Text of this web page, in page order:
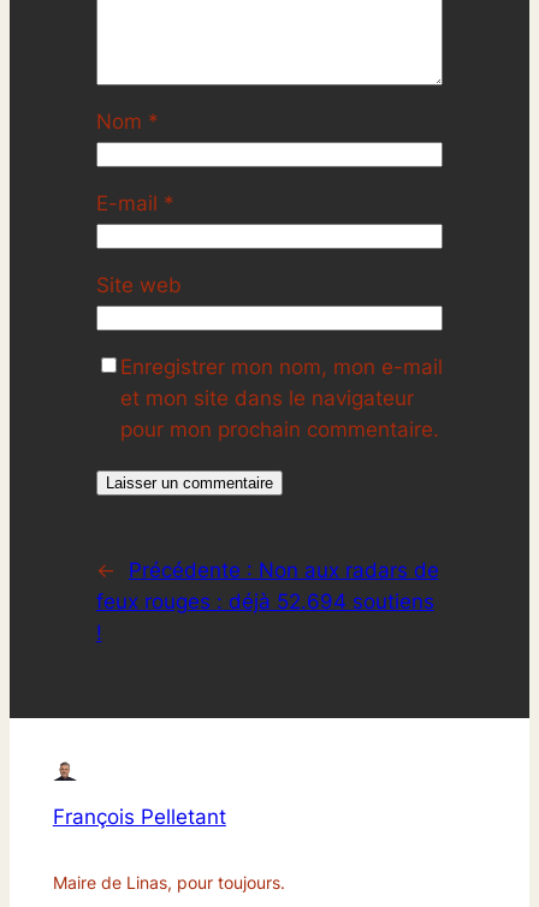
Nom *
E-mail *
Site web
Enregistrer mon nom, mon e-mail
et mon site dans le navigateur
pour mon prochain commentaire.
← Précédente : Non aux radars de
feux rouges : déjà 52.694 soutiens
!
François Pelletant
Maire de Linas, pour toujours.